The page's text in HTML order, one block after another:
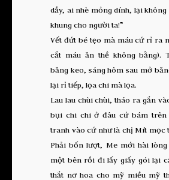
dầy, ai nhè mỏng dính, lại
khung cho người ta!”
Vết đứt bé tẹo mà máu cứ rỉ ra
cắt máu ăn thề không bằng).
băng keo, sáng hôm sau mở
lại rỉ tiếp, lọa chi mà lọa.
Lau lau chùi chùi, tháo ra gắn
bụi chi chi ở đâu cứ bám
tranh vào cứ như là chị Mít mọc
Phải bốn lượt, Me mới hài
một bên rồi đi lấy giấy gói lại
thắt nơ hoa cho mỹ miều mỹ